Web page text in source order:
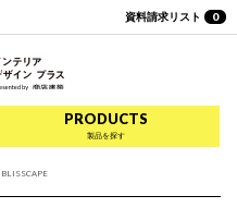
資料請求リスト 0
PRODUCTS
製品を探す
BLISSCAPE